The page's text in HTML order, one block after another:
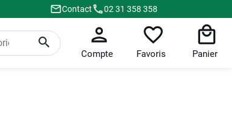
Contact 02 31 358 358
Compte Favoris Panier